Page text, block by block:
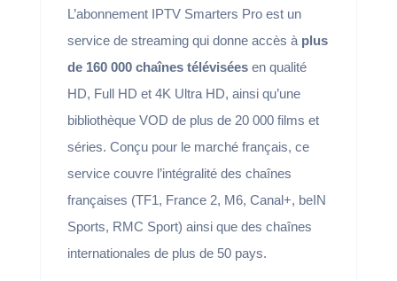
L’abonnement IPTV Smarters Pro est un
service de streaming qui donne accès à plus
de 160 000 chaînes téléviséesen qualité
HD, Full HD et 4K Ultra HD, ainsi qu’une
bibliothèque VOD de plus de 20 000 films et
séries. Conçu pour le marché français, ce
service couvre l’intégralité des chaînes
françaises (TF1, France 2, M6, Canal+, beIN
Sports, RMC Sport) ainsi que des chaînes
internationales de plus de 50 pays.